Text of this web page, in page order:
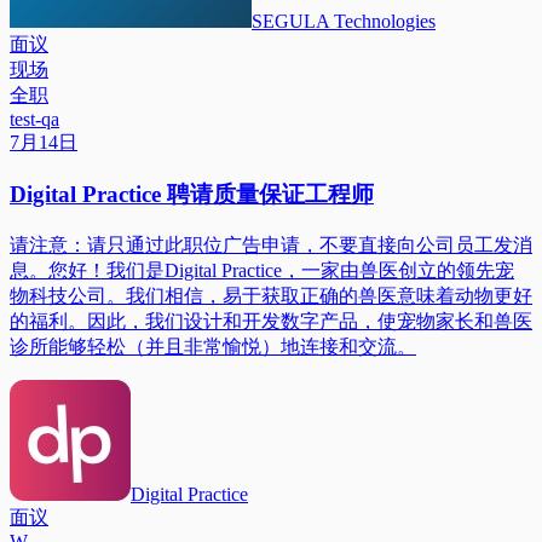
SEGULA Technologies
面议
现场
全职
test-qa
7月14日
Digital Practice 聘请质量保证工程师
请注意：请只通过此职位广告申请，不要直接向公司员工发消
息。您好！我们是Digital Practice，一家由兽医创立的领先宠
物科技公司。我们相信，易于获取正确的兽医意味着动物更好
的福利。因此，我们设计和开发数字产品，使宠物家长和兽医
诊所能够轻松（并且非常愉悦）地连接和交流。
Digital Practice
面议